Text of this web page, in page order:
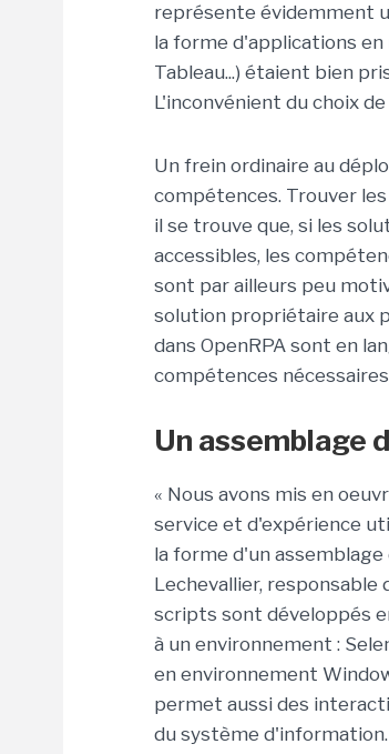
représente évidemment
la forme d'applications en
Tableau...) étaient bien
L'inconvénient du choix
Un frein ordinaire au
compétences. Trouver
il se trouve que, si les
accessibles, les
sont par ailleurs peu
solution propriétaire aux
dans OpenRPA sont en
compétences
Un assemblage
« Nous avons mis en
service et d'expérience
la forme d'un
Lechevallier, responsable
scripts sont développés
à un environnement :
en environnement
permet aussi des
du système